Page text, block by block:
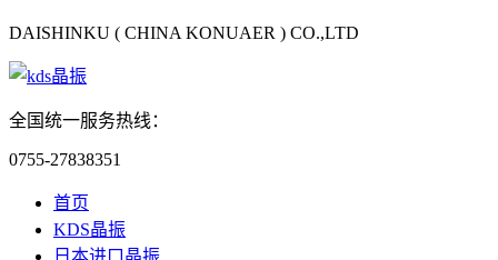
DAISHINKU ( CHINA KONUAER ) CO.,LTD
全国统一服务热线：
0755-27838351
首页
KDS晶振
日本进口晶振